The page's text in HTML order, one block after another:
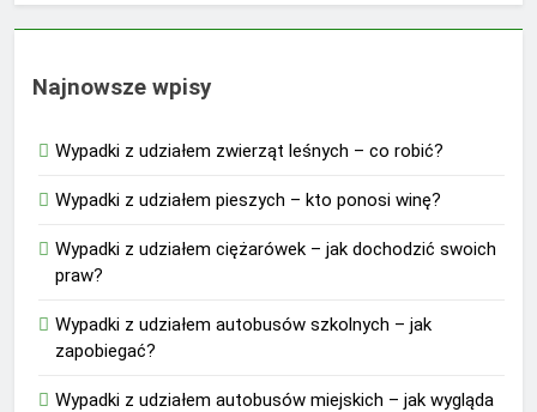
Najnowsze wpisy
Wypadki z udziałem zwierząt leśnych – co robić?
Wypadki z udziałem pieszych – kto ponosi winę?
Wypadki z udziałem ciężarówek – jak dochodzić swoich
praw?
Wypadki z udziałem autobusów szkolnych – jak
zapobiegać?
Wypadki z udziałem autobusów miejskich – jak wygląda